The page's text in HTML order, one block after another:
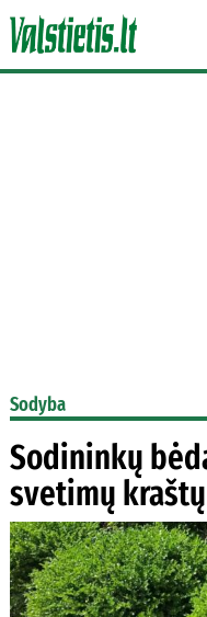
Sodyba
Sodininkų
svetimų kraštų